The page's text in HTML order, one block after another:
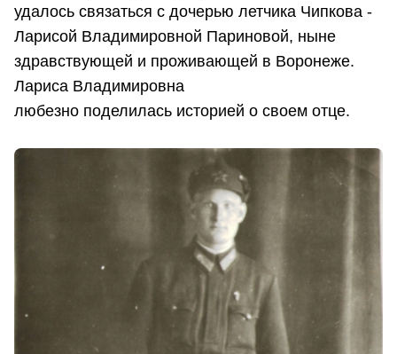
удалось связаться с дочерью летчика Чипкова -
Ларисой Владимировной Париновой, ныне
здравствующей и проживающей в Воронеже.
Лариса Владимировна
любезно поделилась историей о своем отце.